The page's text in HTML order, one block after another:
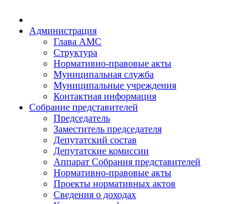
Администрация
Глава АМС
Структура
Нормативно-правовые акты
Муниципальная служба
Муниципальные учреждения
Контактная информация
Собрание представителей
Председатель
Заместитель председателя
Депутатский состав
Депутатские комиссии
Аппарат Собрания представителей
Нормативно-правовые акты
Проекты нормативных актов
Сведения о доходах